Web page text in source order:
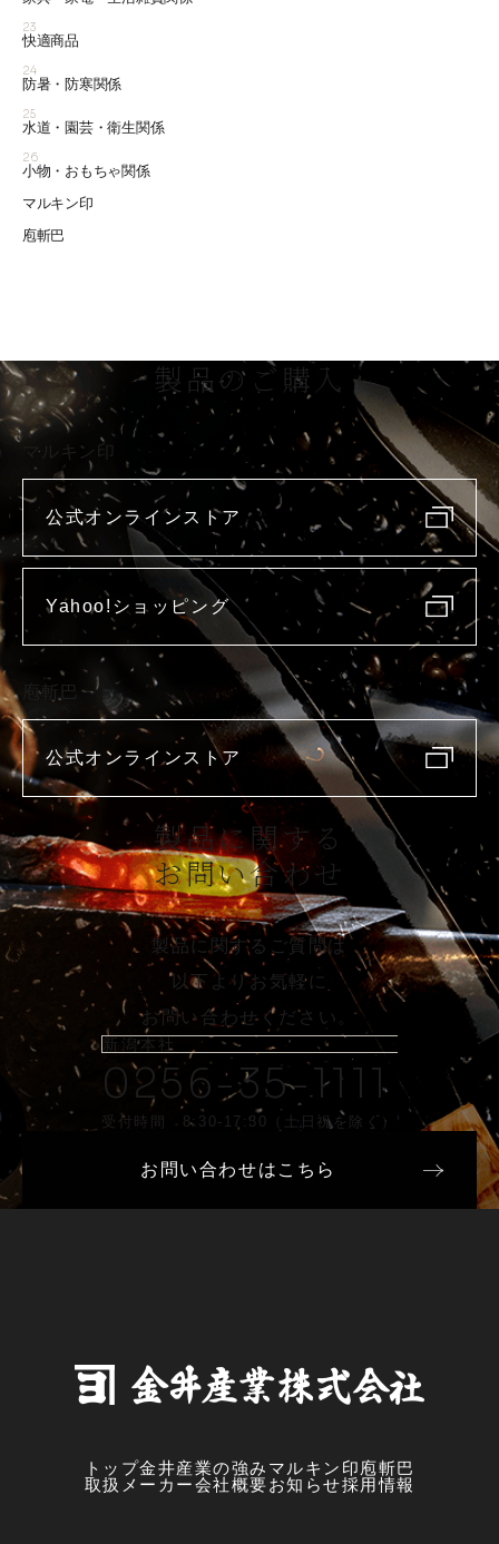
23
快適商品
24
防暑・防寒関係
25
水道・園芸・衛生関係
26
小物・おもちゃ関係
マルキン印
庖斬巴
製品のご購入
マルキン印
公式オンラインストア
Yahoo!ショッピング
庖斬巴
公式オンラインストア
製品に関する
お問い合わせ
製品に関するご質問は
以下よりお気軽に
お問い合わせください。
新潟本社
0256-35-1111
受付時間 8:30-17:30（土日祝を除く）
お問い合わせはこちら
トップ金井産業の強み マルキン印 庖斬巴
取扱メーカー会社概要お知らせ採用情報